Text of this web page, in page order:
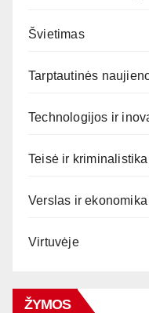
Švietimas
Tarptautinės
Technologijos ir
Teisė ir kriminalistika
Verslas ir ekonomika
Virtuvėje
ŽYMOS